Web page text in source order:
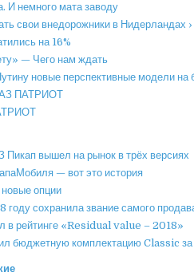
И немного мата заводу
свои внедорожники в Нидерландах ›
на 16%
— Чего нам ждать
новые перспективные модели
ПАТРИОТ
Пикап вышел на рынок в трёх версиях
— вот это история
опции
году сохранила звание самого
в рейтинге «Residual value – 2018»
бюджетную комплектацию Classic